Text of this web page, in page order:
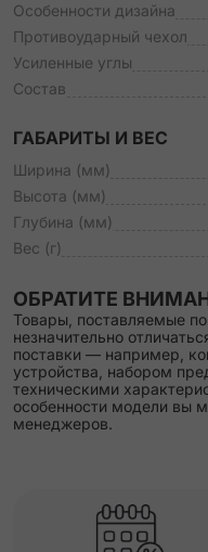
Особенности дизайна
Противоударный чехол
Усиленные углы
Состав
ГАБАРИТЫ И ВЕС
Ширина (мм)
Высота (мм)
Глубина (мм)
Вес (г)
ОБРАТИТЕ
Товары, поставляемые
незначительно
поставки — например,
устройства, набором
техническими
особенности модели вы
менеджеров.